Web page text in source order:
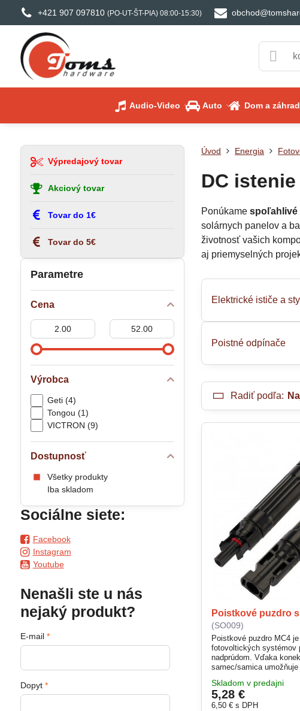
+421 907 097810 (PO-UT-ŠT-PIA) 08:00-15:30)
Audio-Video Auto Dom a
Úvod Energia
DC
Ponúkamespoľahlivé
solárnych panelov a
životnosť vašich
aj priemyselných
Elektrické ističe a
Poistné odpínače
Radiť podľa:
Poistkové puzdro
(SO009)
Poistkové puzdro MC4
fotovoltických systémov
nadprúdom. Vďaka
samec/samica
montáže. Odolné
zabezpečuje spoľahlivú
náročných vonkajších
Skladom v predajni
5,28 €
6,50 €s DPH
Parametre
Cena
Od: Do:
Výrobca
Geti (4)
Tongou (1)
VICTRON (9)
Dostupnosť
Všetky produkty
Iba skladom
Výpredajový tovar
Akciový tovar
Tovar do 1€
Tovar do 5€
Sociálne siete:
Facebook
Instagram
Youtube
Nenašli ste u nás
nejaký produkt?
E-mail *
Dopyt *